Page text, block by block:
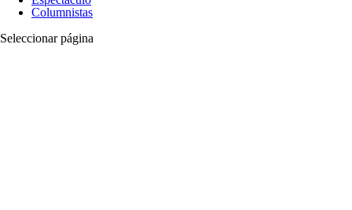
Columnistas
Seleccionar página